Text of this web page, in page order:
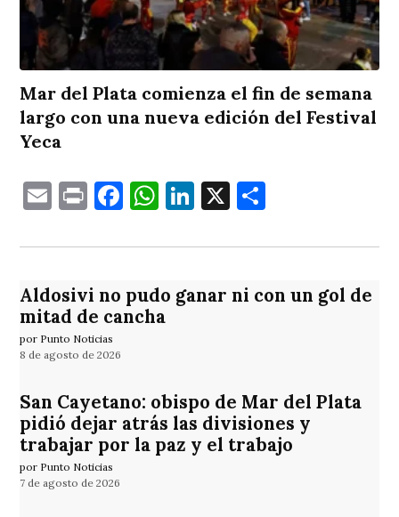
Mar del Plata comienza el fin de semana
largo con una nueva edición del Festival
Yeca
EmailPrintFacebook
WhatsApp
LinkedIn
X
Aldosivi no pudo ganar ni con un gol de
mitad de cancha
por Punto Noticias
8 de agosto de 2026
San Cayetano: obispo de Mar del Plata
pidió dejar atrás las divisiones y
trabajar por la paz y el trabajo
por Punto Noticias
7 de agosto de 2026